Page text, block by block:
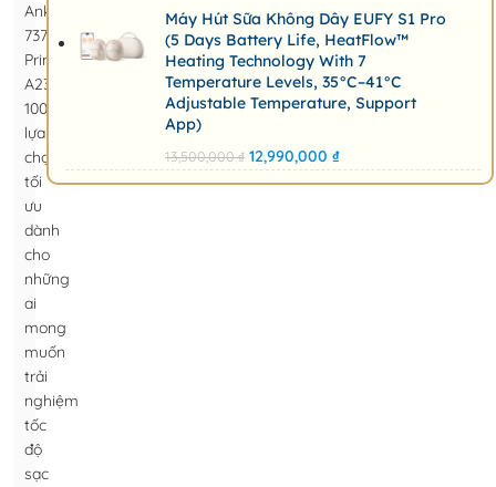
Anker
737
Prime
A2343
100W là
lựa
chọn
tối
ưu
dành
cho
những
ai
mong
muốn
trải
nghiệm
tốc
độ
sạc
Máy Hút Sữa Không Dây EUFY S1 Pro
(5 Days Battery Life, HeatFlow™
Heating Technology With 7
Temperature Levels, 35°C–41°C
Adjustable Temperature, Support
App)
13,500,000₫ 12,990,000 ₫